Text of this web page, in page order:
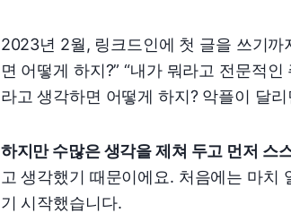
2023년 2월, 링크드인에 첫 글을 쓰기까
면 어떻게 하지?” “내가 뭐라고 전문적
라고 생각하면 어떻게 하지? 악플이 달
하지만 수많은 생각을 제쳐 두고 먼저 스
고 생각했기 때문이에요. 처음에는 마치
기 시작했습니다.